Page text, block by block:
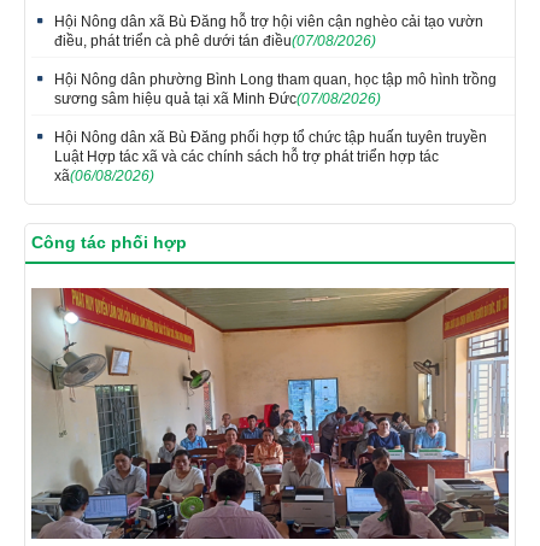
Hội Nông dân xã Bù Đăng hỗ trợ hội viên cận nghèo cải tạo vườn
điều, phát triển cà phê dưới tán điều(07/08/2026)
Hội Nông dân phường Bình Long tham quan, học tập mô hình trồng
sương sâm hiệu quả tại xã Minh Đức(07/08/2026)
Hội Nông dân xã Bù Đăng phối hợp tổ chức tập huấn tuyên truyền
Luật Hợp tác xã và các chính sách hỗ trợ phát triển hợp tác
xã(06/08/2026)
Công tác phối hợp